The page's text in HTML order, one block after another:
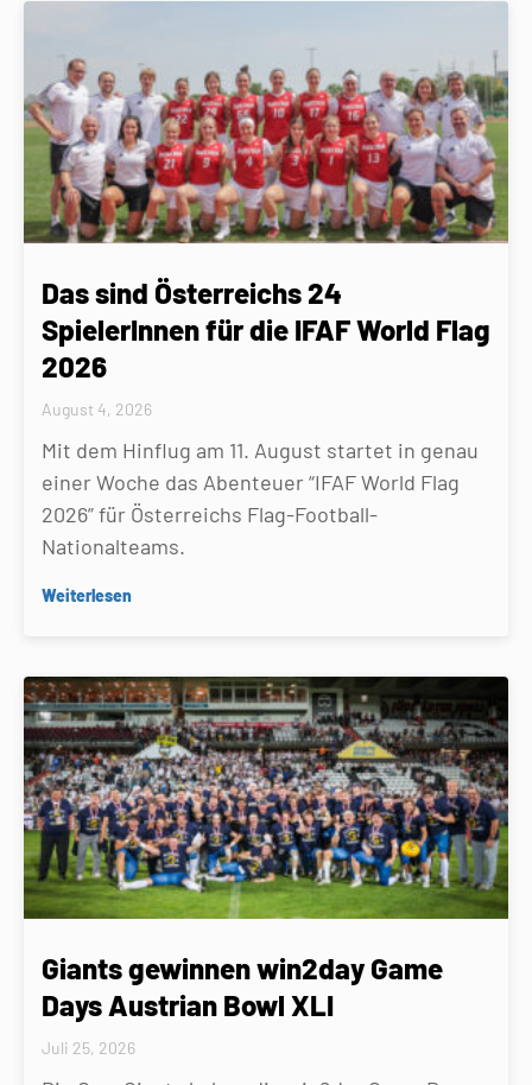
Das sind Österreichs 24
SpielerInnen für die IFAF World Flag
2026
August 4, 2026
Mit dem Hinflug am 11. August startet in genau
einer Woche das Abenteuer “IFAF World Flag
2026” für Österreichs Flag-Football-
Nationalteams.
Weiterlesen
Giants gewinnen win2day Game
Days Austrian Bowl XLI
Juli 25, 2026